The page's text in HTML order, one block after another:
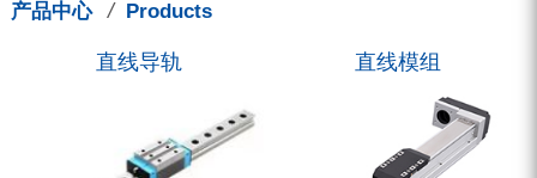
圆弧导轨
微型导轨
产品中心 /Products
直线导轨 直线模组